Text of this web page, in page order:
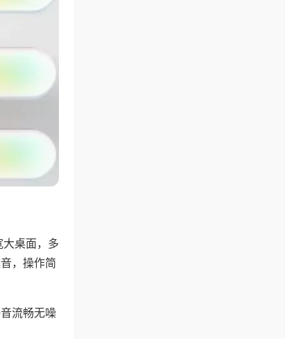
大桌面，多
，操作简
流畅无噪